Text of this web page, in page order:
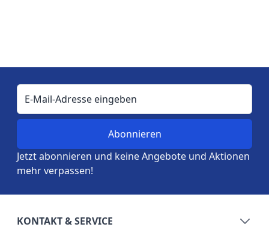
E-Mail-Adresse
Jetzt abonnieren und keine Angebote und Aktionen
mehr verpassen!
KONTAKT & SERVICE